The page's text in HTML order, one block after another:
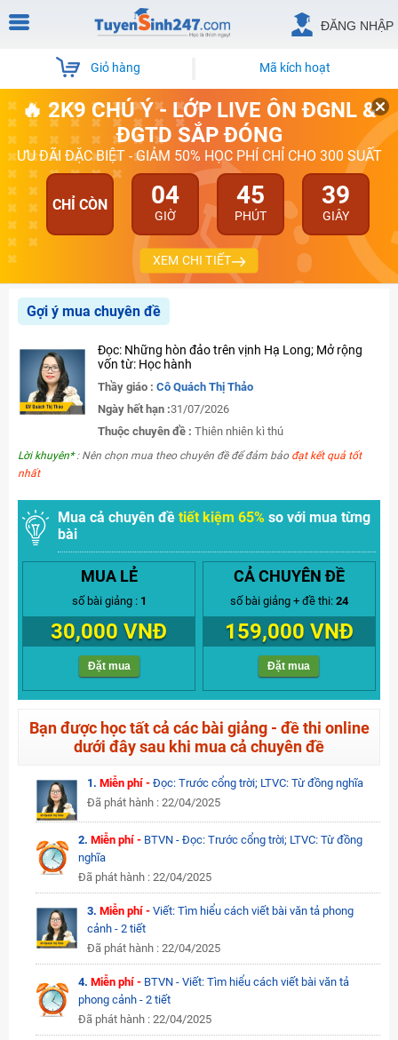
ĐĂNG NHẬP
Giỏ hàng Mã kích hoạt
🔥 2K9 CHÚ Ý - LỚP LIVE ÔN ĐGNL &
ĐGTD SẮP ĐÓNG
ƯU ĐÃI ĐẶC BIỆT - GIẢM 50% HỌC PHÍ CHỈ CHO 300 SUẤT
CHỈ CÒN 04
GIỜ
45
PHÚT
39
GIÂY
XEM CHI TIẾT
Gợi ý mua chuyên đề
Đọc: Những hòn đảo trên vịnh Hạ Long; Mở rộng
vốn từ: Học hành
Thầy giáo : Cô Quách Thị Thảo
Ngày hết hạn :31/07/2026
Thuộc chuyên đề : Thiên nhiên kì thú
Lời khuyên*: Nên chọn mua theo chuyên đề để đảm bảo đạt kết quả tốt
nhất
Mua cả chuyên đề tiết kiệm 65% so với mua từng
bài
MUA LẺ
số bài giảng : 1
30,000 VNĐ
Đặt mua
CẢ CHUYÊN ĐỀ
số bài giảng + đề thi: 24
159,000 VNĐ
Đặt mua
Bạn được học tất cả các bài giảng - đề thi online
dưới đây sau khi mua cả chuyên đề
1. Miễn phí - Đọc: Trước cổng trời; LTVC: Từ đồng nghĩa
Đã phát hành : 22/04/2025
2.Miễn phí - BTVN - Đọc: Trước cổng trời; LTVC: Từ đồng
nghĩa
Đã phát hành : 22/04/2025
3. Miễn phí - Viết: Tìm hiểu cách viết bài văn tả phong
cảnh - 2 tiết
Đã phát hành : 22/04/2025
4.Miễn phí - BTVN - Viết: Tìm hiểu cách viết bài văn tả
phong cảnh - 2 tiết
Đã phát hành : 22/04/2025